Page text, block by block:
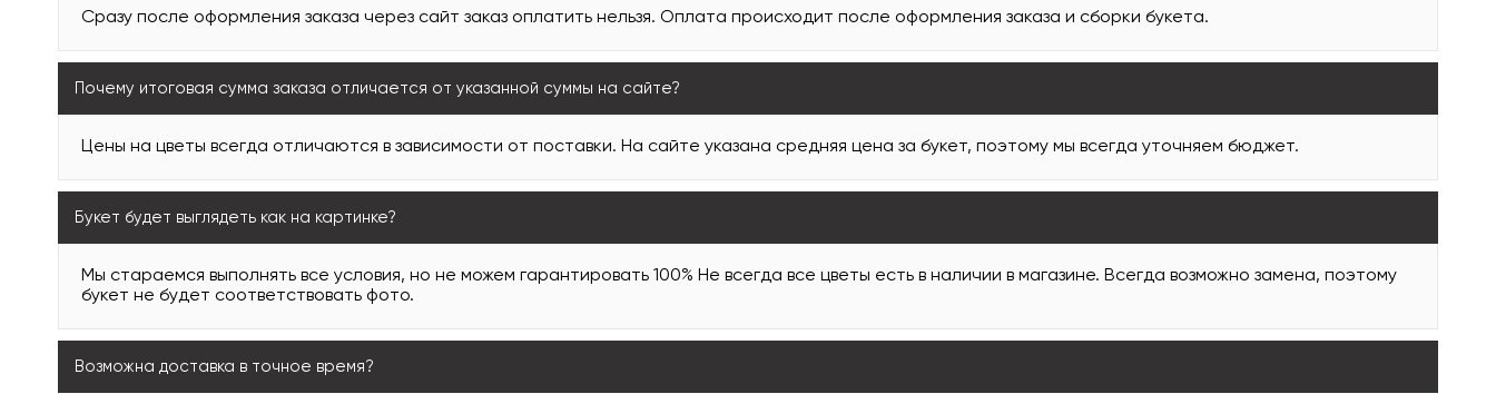
Сразу после оформления заказа через сайт заказ оплатить нельзя. Оплата происходит после оформления заказа и сборки букета.
Почему итоговая сумма заказа отличается от указанной суммы на сайте?
Цены на цветы всегда отличаются в зависимости от поставки. На сайте указана средняя цена за букет, поэтому мы всегда уточняем бюджет.
Букет будет выглядеть как на картинке?
Мы стараемся выполнять все условия, но не можем гарантировать 100% Не всегда все цветы есть в наличии в магазине. Всегда возможно замена, поэтому
букет не будет соответствовать фото.
Возможна доставка в точное время?